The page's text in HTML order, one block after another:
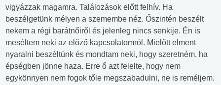
vigyázzak magamra. Találozások előtt felhív. Ha
beszélgetünk mélyen a szemembe néz. Őszintén beszélt
nekem a régi barátnőiről és jelenleg nincs senkije. Én is
meséltem neki az előző kapcsolatomról. Mielőtt elment
nyaralni beszéltünk és mondtam neki, hogy szeretném, ha
épségben jönne haza. Erre ő azt felelte, hogy nem
egykönnyen nem fogok tőle megszabadulni, ne is reméljem.